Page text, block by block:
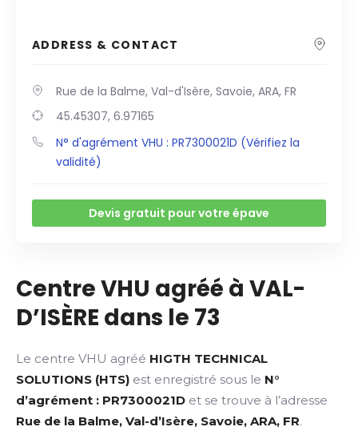
ADDRESS & CONTACT
Rue de la Balme, Val-d'Isère, Savoie, ARA, FR
45.45307, 6.97165
N° d'agrément VHU : PR7300021D (Vérifiez la
validité)
Devis gratuit pour votre épave
Centre VHU agréé à VAL-
D’ISÈRE dans le 73
Le centre VHU agréé HIGTH TECHNICAL
SOLUTIONS (HTS) est enregistré sous le N°
d’agrément : PR7300021D et se trouve à l’adresse
Rue de la Balme, Val-d’Isère, Savoie, ARA, FR.